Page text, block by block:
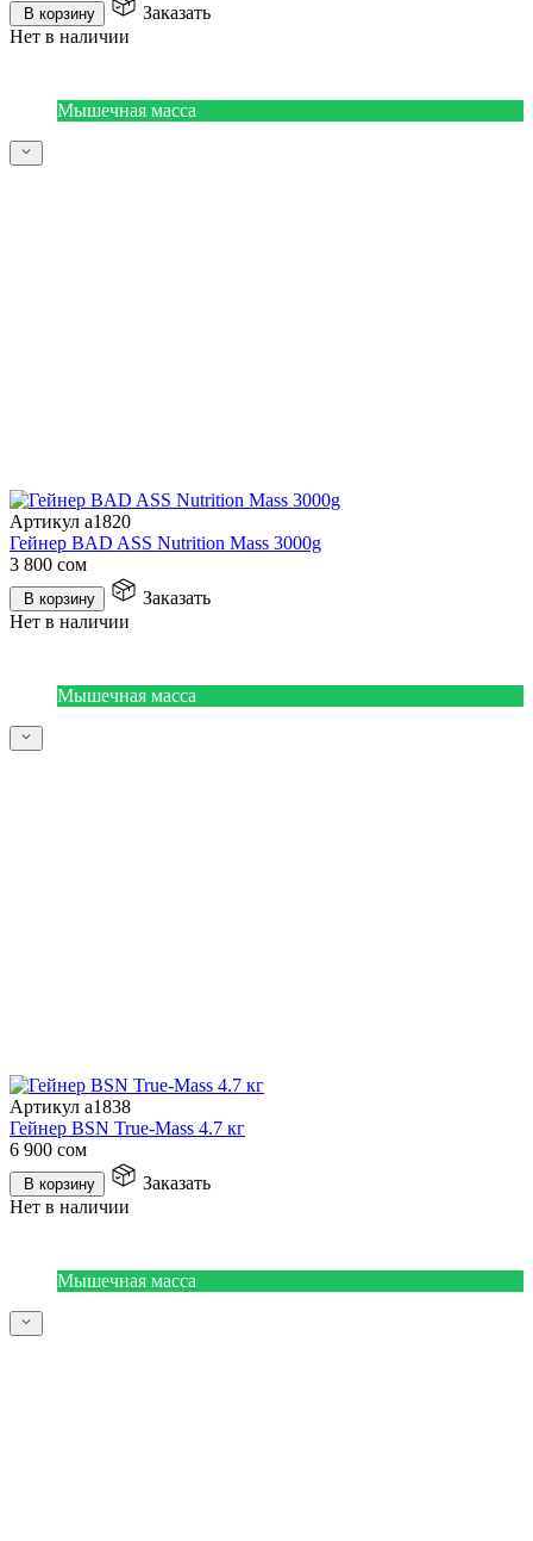
В корзину
Заказать
Нет в наличии
Мышечная масса
Артикул a1820
Гейнер BAD ASS Nutrition Mass 3000g
3 800 сом
В корзину
Заказать
Нет в наличии
Мышечная масса
Артикул a1838
Гейнер BSN True-Mass 4.7 кг
6 900 сом
В корзину
Заказать
Нет в наличии
Мышечная масса